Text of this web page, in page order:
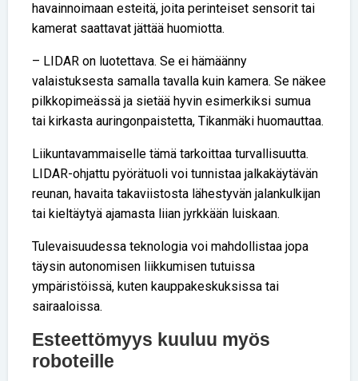
havainnoimaan esteitä, joita perinteiset sensorit tai
kamerat saattavat jättää huomiotta.
– LIDAR on luotettava. Se ei hämäänny
valaistuksesta samalla tavalla kuin kamera. Se näkee
pilkkopimeässä ja sietää hyvin esimerkiksi sumua
tai kirkasta auringonpaistetta, Tikanmäki huomauttaa.
Liikuntavammaiselle tämä tarkoittaa turvallisuutta.
LIDAR-ohjattu pyörätuoli voi tunnistaa jalkakäytävän
reunan, havaita takaviistosta lähestyvän jalankulkijan
tai kieltäytyä ajamasta liian jyrkkään luiskaan.
Tulevaisuudessa teknologia voi mahdollistaa jopa
täysin autonomisen liikkumisen tutuissa
ympäristöissä, kuten kauppakeskuksissa tai
sairaaloissa.
Esteettömyys kuuluu myös
roboteille